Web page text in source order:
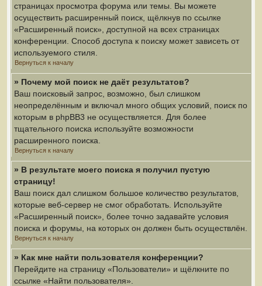
страницах просмотра форума или темы. Вы можете
осуществить расширенный поиск, щёлкнув по ссылке
«Расширенный поиск», доступной на всех страницах
конференции. Способ доступа к поиску может зависеть от
используемого стиля.
Вернуться к началу
» Почему мой поиск не даёт результатов?
Ваш поисковый запрос, возможно, был слишком
неопределённым и включал много общих условий, поиск по
которым в phpBB3 не осуществляется. Для более
тщательного поиска используйте возможности
расширенного поиска.
Вернуться к началу
» В результате моего поиска я получил пустую
страницу!
Ваш поиск дал слишком большое количество результатов,
которые веб-сервер не смог обработать. Используйте
«Расширенный поиск», более точно задавайте условия
поиска и форумы, на которых он должен быть осуществлён.
Вернуться к началу
» Как мне найти пользователя конференции?
Перейдите на страницу «Пользователи» и щёлкните по
ссылке «Найти пользователя».